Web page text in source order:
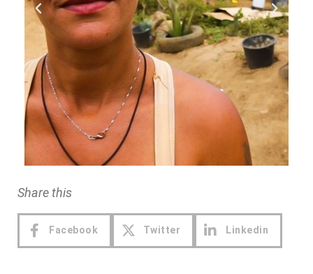
Share this
Facebook Twitter Linkedin